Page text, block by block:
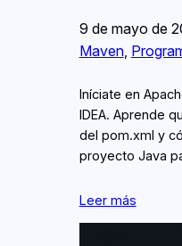
9 de mayo de
Maven,
Iníciate en
IDEA. Aprende
del pom.xml y
proyecto Java
Leer más